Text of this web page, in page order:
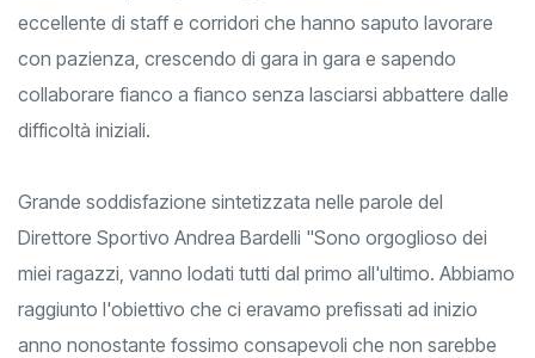
eccellente di staff e corridori che hanno saputo lavorare
con pazienza, crescendo di gara in gara e sapendo
collaborare fianco a fianco senza lasciarsi abbattere dalle
difficoltà iniziali.
Grande soddisfazione sintetizzata nelle parole del
Direttore Sportivo Andrea Bardelli "Sono orgoglioso dei
miei ragazzi, vanno lodati tutti dal primo all'ultimo. Abbiamo
raggiunto l'obiettivo che ci eravamo prefissati ad inizio
anno nonostante fossimo consapevoli che non sarebbe